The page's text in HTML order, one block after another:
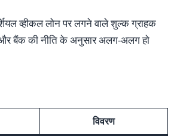
व्हीकल लोन पर लगने वाले शुल्क ग्राहक
और बैंक की नीति के अनुसार अलग-अलग हो
विवरण